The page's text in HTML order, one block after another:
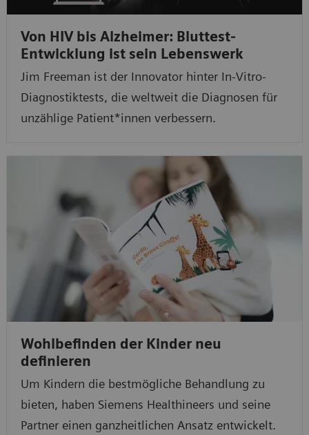
Von HIV bis Alzheimer: Bluttest-
Entwicklung ist sein Lebenswerk
Jim Freeman ist der Innovator hinter In-Vitro-
Diagnostiktests, die weltweit die Diagnosen für
unzählige Patient*innen verbessern.
Wohlbefinden der Kinder neu
definieren
Um Kindern die bestmögliche Behandlung zu
bieten, haben Siemens Healthineers und seine
Partner einen ganzheitlichen Ansatz entwickelt.